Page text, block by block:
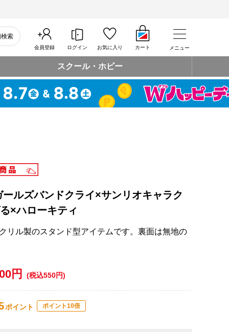
索
会員登録 ログイン お気に入り カート メニュー
スクール・ホビー
ルズバンドクライ×サンリオキャラク
×ハローキティ
リル製のスタンド型アイテムです。裏面は無地の
円 (税込550円)
ポイント ポイント10倍